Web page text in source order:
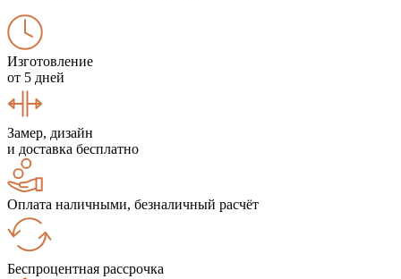
Изготовление
от 5 дней
Замер, дизайн
и доставка бесплатно
Оплата наличными, безналичный расчёт
Беспроцентная рассрочка